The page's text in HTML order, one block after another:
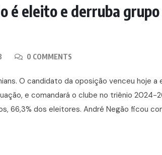
é eleito e derruba
0 COMMENTS
O candidato da oposição venceu hoje a
e comandará o clube no triênio 2024-
66,3% dos eleitores. André Negão ficou